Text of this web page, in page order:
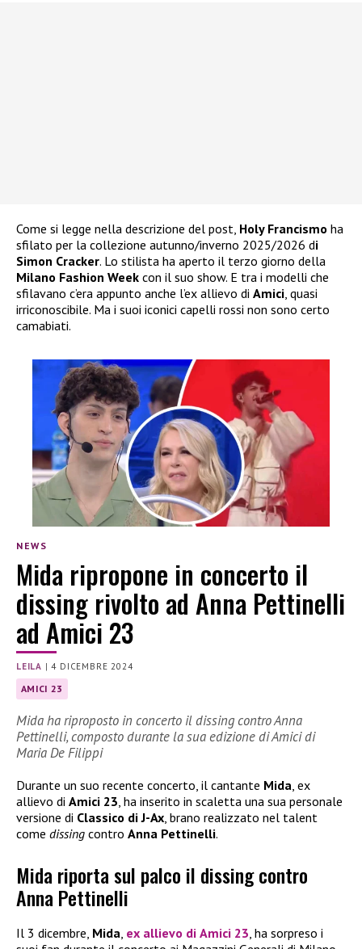
Come si legge nella descrizione del post, Holy Francismo ha
sfilato per la collezione autunno/inverno 2025/2026 di
Simon Cracker. Lo stilista ha aperto il terzo giorno della
Milano Fashion Week con il suo show. E tra i modelli che
sfilavano c’era appunto anche l’ex allievo di Amici, quasi
irriconoscibile. Ma i suoi iconici capelli rossi non sono certo
camabiati.
NEWS
Mida ripropone in concerto il
dissing rivolto ad Anna Pettinelli
ad Amici 23
LEILA |4 DICEMBRE 2024
AMICI 23
Mida ha riproposto in concerto il dissing contro Anna
Pettinelli, composto durante la sua edizione di Amici di
Maria De Filippi
Durante un suo recente concerto, il cantante Mida, ex
allievo di Amici 23, ha inserito in scaletta una sua personale
versione di Classico di J-Ax, brano realizzato nel talent
come dissing contro Anna Pettinelli.
Mida riporta sul palco il dissing contro
Anna Pettinelli
Il 3 dicembre, Mida ex allievo di Amici 23 , ha sorpreso i